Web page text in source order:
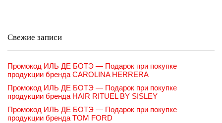
Свежие записи
Промокод ИЛЬ ДЕ БОТЭ — Подарок при покупке
продукции бренда CAROLINA HERRERA
Промокод ИЛЬ ДЕ БОТЭ — Подарок при покупке
продукции бренда HAIR RITUEL BY SISLEY
Промокод ИЛЬ ДЕ БОТЭ — Подарок при покупке
продукции бренда TOM FORD